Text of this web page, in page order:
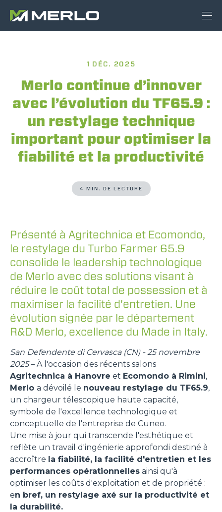
1 DÉC. 2025
Merlo continue d’innover
avec l’évolution du TF65.9 :
un restylage technique
important pour optimiser la
fiabilité et la productivité
4 MIN. DE LECTURE
Présenté à Agritechnica et Ecomondo,
le restylage du Turbo Farmer 65.9
consolide le leadership technologique
de Merlo avec des solutions visant à
réduire le coût total de possession et à
maximiser la facilité d'entretien. Une
évolution signée par le département
R&D Merlo, excellence du Made in Italy.
San Defendente di Cervasca (CN) - 25 novembre
2025– À l'occasion des récents salons
Agritechnica à Hanovre et Ecomondo à Rimini,
Merlo a dévoilé le nouveau restylage du TF65.9,
un chargeur télescopique haute capacité,
symbole de l'excellence technologique et
conceptuelle de l'entreprise de Cuneo.
Une mise à jour qui transcende l'esthétique et
reflète un travail d'ingénierie approfondi destiné à
accroître la fiabilité, la facilité d'entretien et les
performances opérationnelles ainsi qu'à
optimiser les coûts d'exploitation et de propriété :
en bref, un restylage axé sur la productivité et
la durabilité.